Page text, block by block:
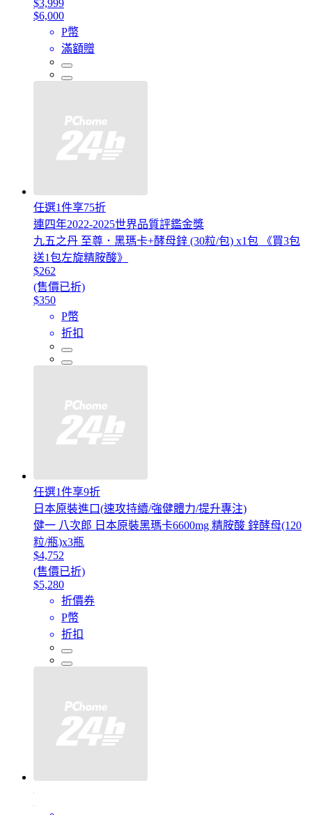
$3,999
$6,000
P幣
滿額贈
任選1件享75折
連四年2022-2025世界品質評鑑金獎
九五之丹 至尊．黑瑪卡+酵母鋅 (30粒/包) x1包 《買3包
送1包左旋精胺酸》
$262
(售價已折)
$350
P幣
折扣
任選1件享9折
日本原裝進口(速攻持續/強健體力/提升專注)
健一 八次郎 日本原裝黑瑪卡6600mg 精胺酸 鋅酵母(120
粒/瓶)x3瓶
$4,752
(售價已折)
$5,280
折價券
P幣
折扣